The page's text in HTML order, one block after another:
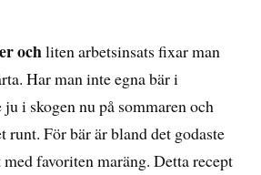
ochliten arbetsinsats fixar man
Har man inte egna bär i
i skogen nu på sommaren och
runt. För bär är bland det godaste
favoriten maräng. Detta recept